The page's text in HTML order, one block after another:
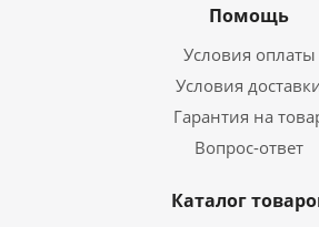
Помощь
Условия оплаты
Условия
Гарантия на
Вопрос-ответ
Каталог